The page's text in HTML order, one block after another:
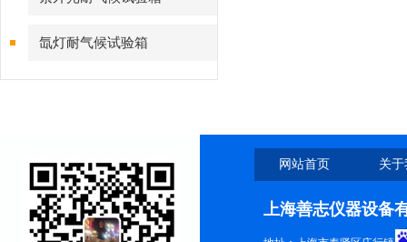
氙灯耐气候试验箱
网站首页 关
上海善志仪器设备